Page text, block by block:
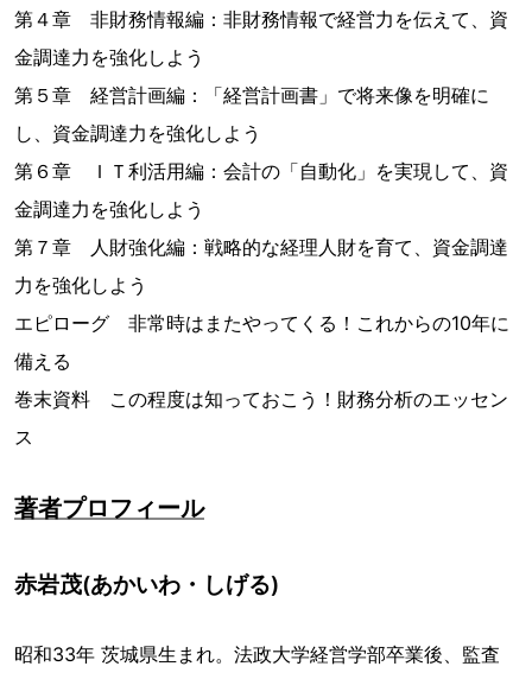
第４章 非財務情報編：非財務情報で経営力を伝えて、資
金調達力を強化しよう
第５章 経営計画編：「経営計画書」で将来像を明確に
し、資金調達力を強化しよう
第６章 ＩＴ利活用編：会計の「自動化」を実現して、資
金調達力を強化しよう
第７章 人財強化編：戦略的な経理人財を育て、資金調達
力を強化しよう
エピローグ 非常時はまたやってくる！これからの10年に
備える
巻末資料 この程度は知っておこう！財務分析のエッセン
ス
著者プロフィール
赤岩茂(あかいわ・しげる)
昭和33年 茨城県生まれ。法政大学経営学部卒業後、監査